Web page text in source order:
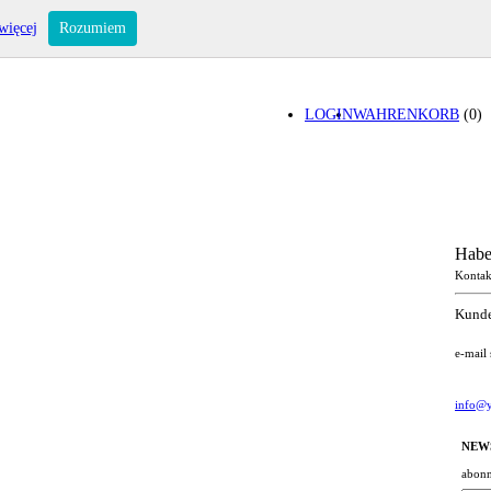
WAHRENKORB (0)
LOGIN
e-mail
Rozumiem